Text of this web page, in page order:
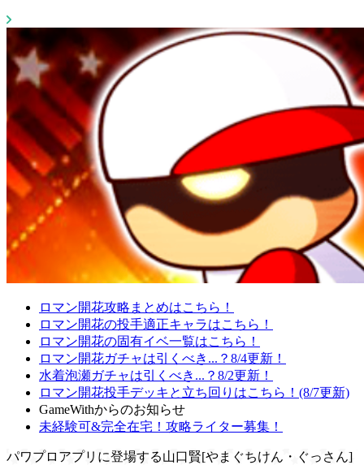
ロマン開花攻略まとめはこちら！
ロマン開花の投手適正キャラはこちら！
ロマン開花の固有イベ一覧はこちら！
ロマン開花ガチャは引くべき...？8/4更新！
水着泡瀬ガチャは引くべき...？8/2更新！
ロマン開花投手デッキと立ち回りはこちら！(8/7更新)
GameWithからのお知らせ
未経験可&完全在宅！攻略ライター募集！
パワプロアプリに登場する山口賢[やまぐちけん・ぐっさん]